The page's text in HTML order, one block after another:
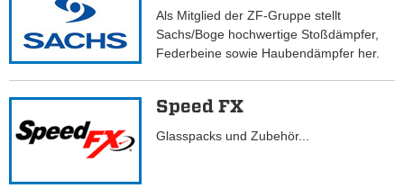
Als Mitglied der ZF-Gruppe stellt
Sachs/Boge hochwertige Stoßdämpfer,
Federbeine sowie Haubendämpfer her.
Speed FX
Glasspacks und Zubehör...